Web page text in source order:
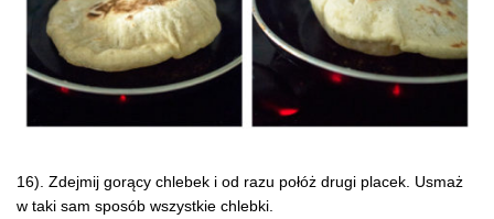
16). Zdejmij gorący chlebek i od razu połóż drugi placek. Usmaż
w taki sam sposób wszystkie chlebki.